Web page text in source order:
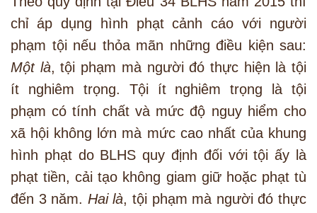
chỉ áp dụng hình phạt cảnh cáo với người
phạm tội nếu thỏa mãn những điều kiện sau:
Một là, tội phạm mà người đó thực hiện là tội
ít nghiêm trọng. Tội ít nghiêm trọng là tội
phạm có tính chất và mức độ nguy hiểm cho
xã hội không lớn mà mức cao nhất của khung
hình phạt do BLHS quy định đối với tội ấy là
phạt tiền, cải tạo không giam giữ hoặc phạt tù
đến 3 năm. Hai là, tội phạm mà người đó thực